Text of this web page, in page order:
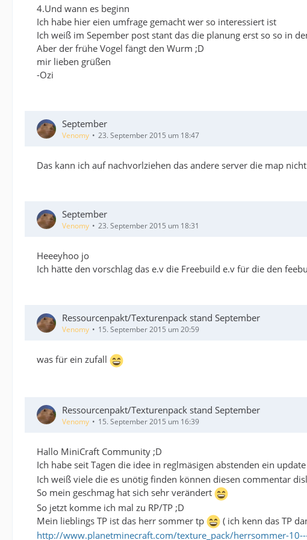
4.Und wann es beginn
Ich habe hier eien umfrage gemacht wer so interessiert ist
Ich weiß im Sepember post stant das die planung erst so so in
Aber der frühe Vogel fängt den Wurm ;D
mir lieben grüßen
-Ozi
September
Venomy 23. September 2015 um 18:47
Das kann ich auf nachvorlziehen das andere server die map
September
Venomy 23. September 2015 um 18:31
Heeeyhoo jo
Ich hätte den vorschlag das e.v die Freebuild e.v für die den
Ressourcenpakt/Texturenpack stand September
Venomy 15. September 2015 um 20:59
was für ein zufall
Ressourcenpakt/Texturenpack stand September
Venomy 15. September 2015 um 16:39
Hallo MiniCraft Community ;D
Ich habe seit Tagen die idee in reglmäsigen abstenden ein
Ich weiß viele die es unötig finden können diesen commentar
So mein geschmag hat sich sehr verändert
So jetzt komme ich mal zu RP/TP ;D
Mein lieblings TP ist das herr sommer tp
( ich kenn das TP
http://www.planetminecraft.com/texture_pack/herrsommer-